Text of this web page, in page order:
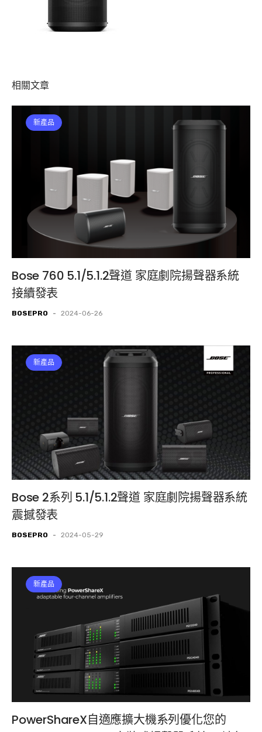
相關文章
新產品
Bose 760 5.1/5.1.2聲道 家庭劇院揚聲器系統
接續發表
BOSEPRO - 2024-06-26
新產品
Bose 2系列 5.1/5.1.2聲道 家庭劇院揚聲器系統
震撼發表
BOSEPRO - 2024-05-29
新產品
PowerShareX自適應擴大機系列優化您的